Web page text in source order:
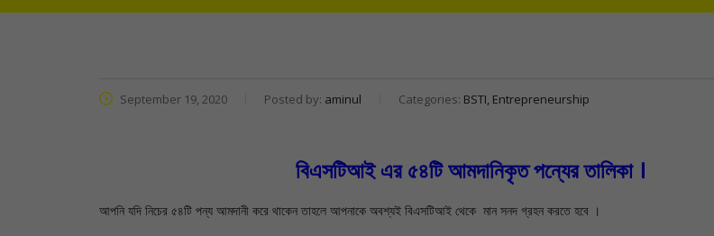
September 19, 2020 Posted by: aminul Categories: BSTI, Entrepreneurship
বিএসটিআই এর ৫৪টি আমদানিকৃত পন্যের তালিকা ।
আপনি যদি নিচের ৫৪টি পন্য আমদানী করে থাকেন তাহলে আপনাকে অবশ্যই বিএসটিআই থেকে মান সনদ গ্রহন করতে হবে ।